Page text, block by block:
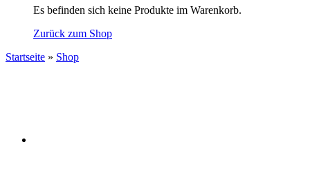
Es befinden sich keine Produkte im Warenkorb.
Zurück zum Shop
Startseite » Shop